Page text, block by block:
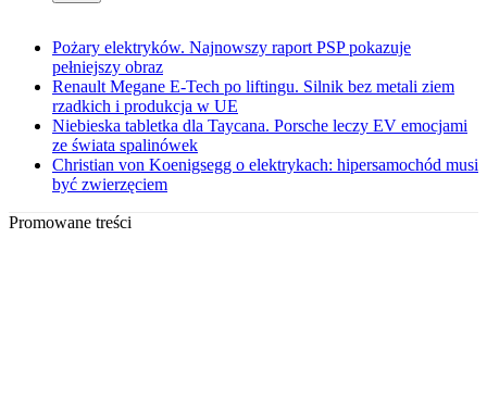
Pożary elektryków. Najnowszy raport PSP pokazuje
pełniejszy obraz
Renault Megane E-Tech po liftingu. Silnik bez metali ziem
rzadkich i produkcja w UE
Niebieska tabletka dla Taycana. Porsche leczy EV emocjami
ze świata spalinówek
Christian von Koenigsegg o elektrykach: hipersamochód musi
być zwierzęciem
Promowane treści